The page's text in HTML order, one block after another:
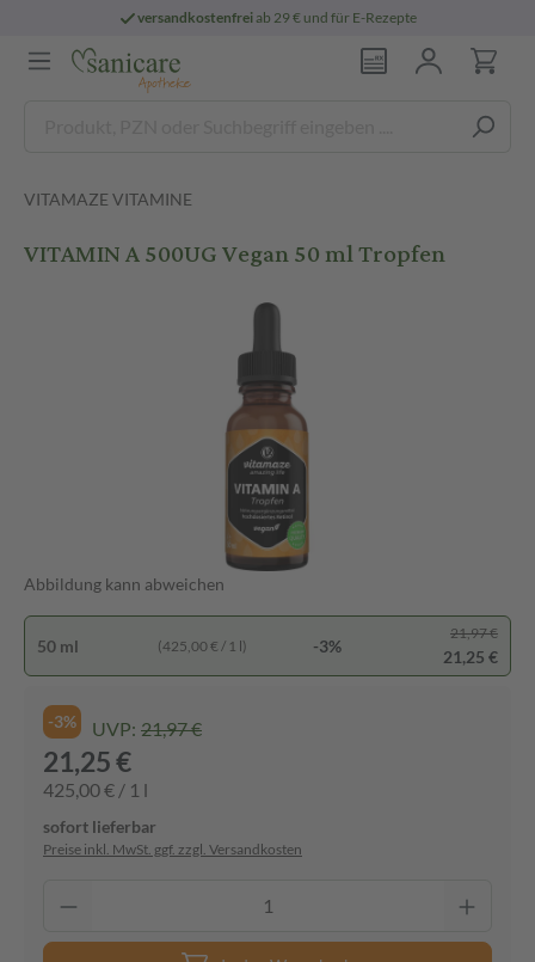
versandkostenfreiab 29 € und für E-Rezepte
VITAMAZE VITAMINE
VITAMIN A 500UG Vegan 50 ml Tropfen
Abbildung kann abweichen
50 ml (425,00 € / 1 l) -3%
21,97 €
21,25 €
-3% UVP: 21,97 €
21,25 €
425,00 € / 1 l
sofort lieferbar
Preise inkl. MwSt. ggf. zzgl. Versandkosten